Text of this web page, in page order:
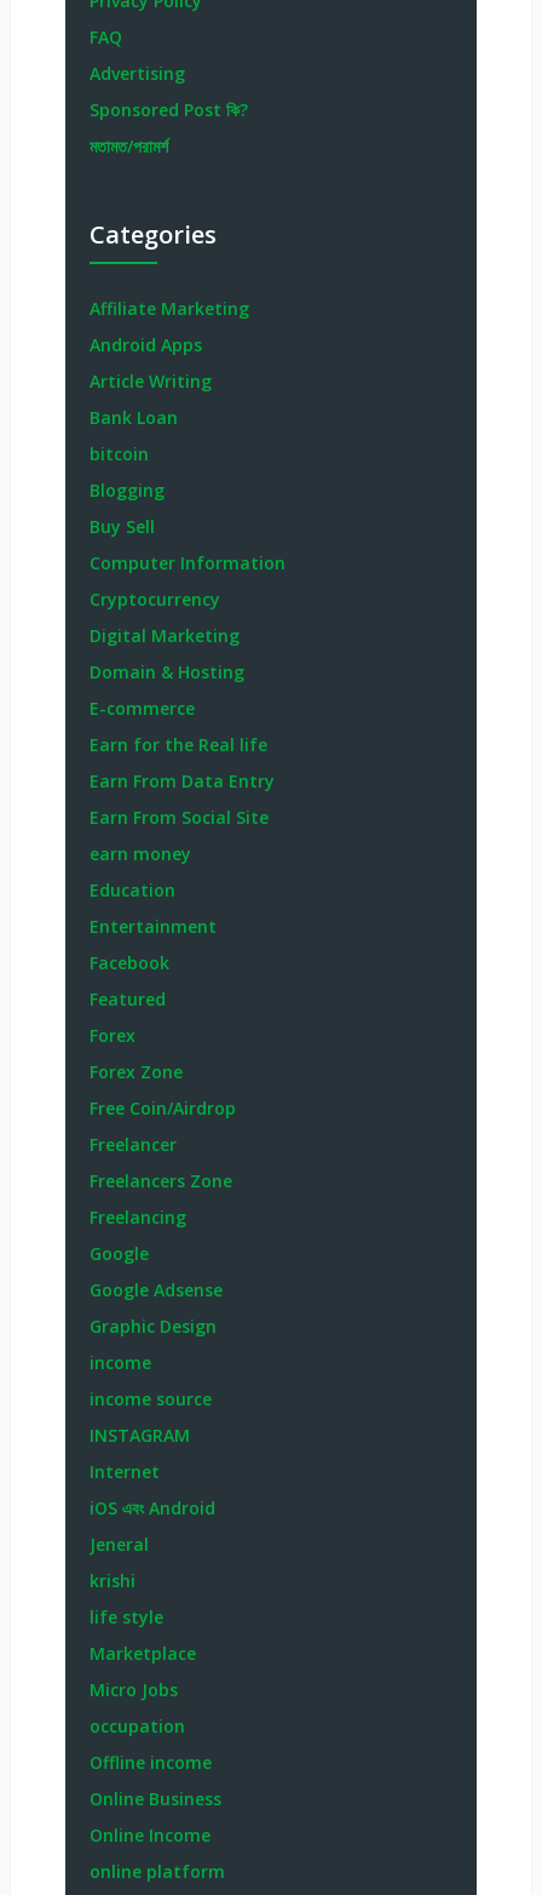
FAQ
Advertising
Sponsored Post কি?
মতামত/পরামর্শ
Categories
Affiliate Marketing
Android Apps
Article Writing
Bank Loan
bitcoin
Blogging
Buy Sell
Computer Information
Cryptocurrency
Digital Marketing
Domain & Hosting
E-commerce
Earn for the Real life
Earn From Data Entry
Earn From Social Site
earn money
Education
Entertainment
Facebook
Featured
Forex
Forex Zone
Free Coin/Airdrop
Freelancer
Freelancers Zone
Freelancing
Google
Google Adsense
Graphic Design
income
income source
INSTAGRAM
Internet
iOS এবং Android
Jeneral
krishi
life style
Marketplace
Micro Jobs
occupation
Offline income
Online Business
Online Income
online platform